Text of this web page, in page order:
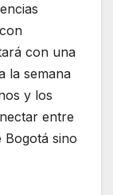
con una
la semana
y los
entre
Bogotá sino